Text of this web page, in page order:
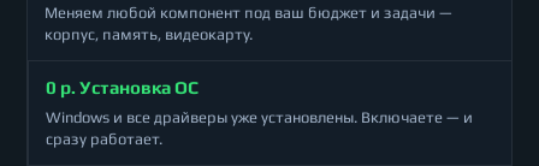
Меняем любой компонент под ваш бюджет и задачи —
корпус, память, видеокарту.
0 р. Установка ОС
Windows и все драйверы уже установлены. Включаете — и
сразу работает.